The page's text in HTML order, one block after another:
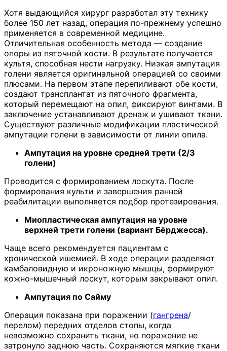
Хотя выдающийся хирург разработал эту технику
более 150 лет назад, операция по-прежнему успешно
применяется в современной медицине.
Отличительная особенность метода — создание
опоры из пяточной кости. В результате получается
культя, способная нести нагрузку. Низкая ампутация
голени является оригинальной операцией со своими
плюсами. На первом этапе перепиливают обе кости,
создают трансплантат из пяточного фрагмента,
который перемещают на опил, фиксируют винтами. В
заключение устанавливают дренаж и ушивают ткани.
Существуют различные модификации пластической
ампутации голени в зависимости от линии опила.
Ампутация на уровне средней трети (2/3
голени)
Проводится с формированием лоскута. После
формирования культи и завершения ранней
реабилитации выполняется подбор протезирования.
Миопластическая ампутация на уровне
верхней трети голени (вариант Бёрджесса).
Чаще всего рекомендуется пациентам с
хронической ишемией. В ходе операции разделяют
камбаловидную и икроножную мышцы, формируют
кожно-мышечный лоскут, которым закрывают опил.
Ампутация по Сайму
Операция показана при поражении (гангрена/
перелом) передних отделов стопы, когда
невозможно сохранить ткани, но поражение не
затронуло заднюю часть. Сохраняются мягкие ткани